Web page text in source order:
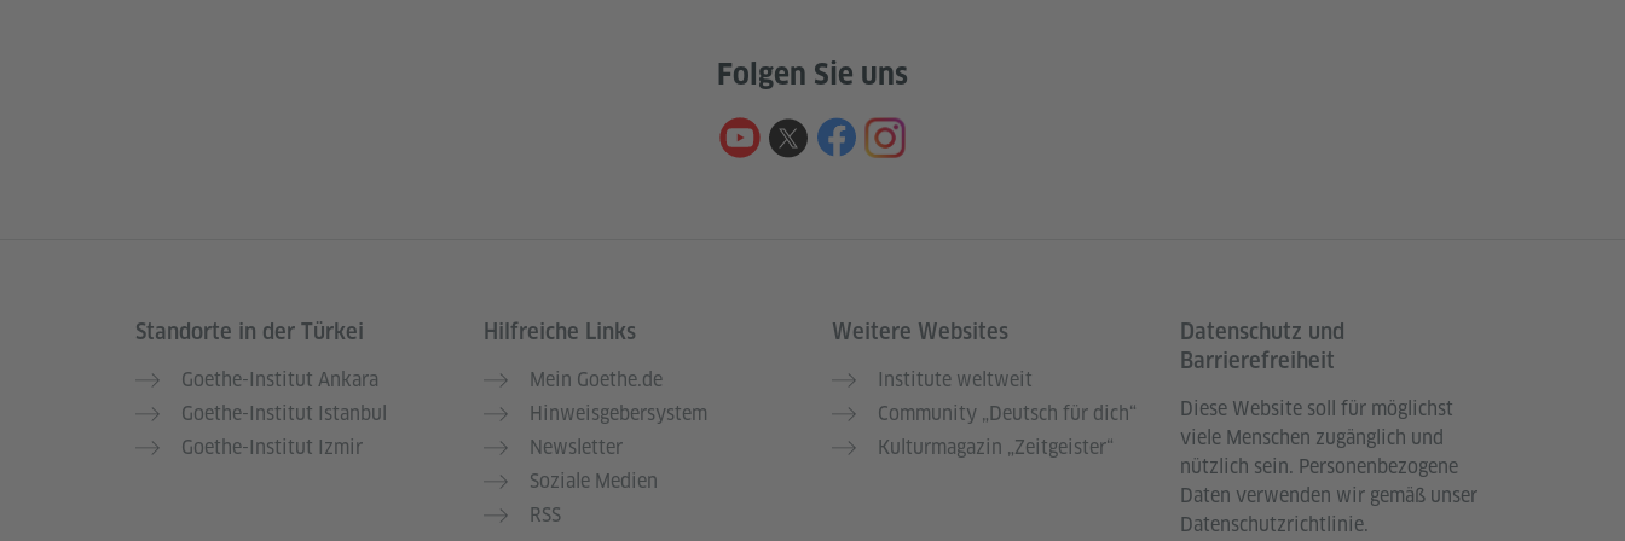
Folgen Sie uns
Service- und Informationsbereich
Standorte in der Türkei
Goethe-Institut Ankara
Goethe-Institut Istanbul
Goethe-Institut Izmir
Hilfreiche Links
Mein Goethe.de
Hinweisgebersystem
Newsletter
Soziale Medien
RSS
Weitere Websites
Institute weltweit
Community „Deutsch für dich“
Kulturmagazin „Zeitgeister“
Datenschutz und
Barrierefreiheit
Diese Website soll für möglichst
viele Menschen zugänglich und
nützlich sein. Personenbezogene
Daten verwenden wir gemäß unser
Datenschutzrichtlinie.